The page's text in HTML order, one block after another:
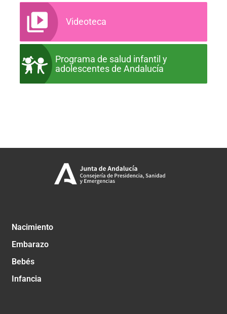
Videoteca
Programa de salud infantil y
adolescentes de Andalucía
Nacimiento
Embarazo
Bebés
Infancia